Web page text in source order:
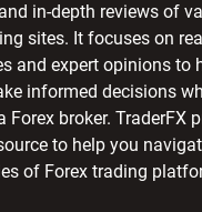
in-depth reviews of
sites. It focuses on
and expert opinions to
informed decisions
Forex broker. TraderFX
to help you
of Forex trading